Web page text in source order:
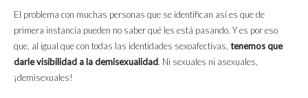
El problema con muchas personas que se identifican así es que de
primera instancia pueden no saber qué les está pasando. Y es por eso
que, al igual que con todas las identidades sexoafectivas, tenemos que
darle visibilidad a la demisexualidad. Ni sexuales ni asexuales,
¡demisexuales!